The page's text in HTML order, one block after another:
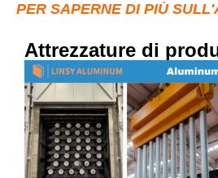
PER SAPERNE DI PIÙ
Attrezzature di